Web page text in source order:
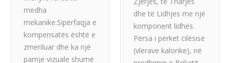
mëdha
mekanike.Sipërfaqja e
kompensatës është e
zmeriluar dhe ka një
pamje vizuale shumë
dhe të Lidhjes me një
komponent lidhës.
Përsa i përket cilësisë
(vlerave kalorike), në